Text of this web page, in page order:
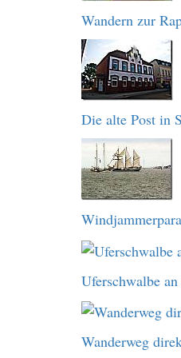
Wandern zur
Die alte Post in
Uferschwalbe
Wanderweg